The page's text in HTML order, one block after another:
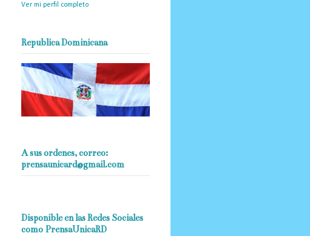
Ver mi perfil completo
Republica Dominicana
A sus ordenes, correo:
prensaunicard@gmail.com
Disponible en las Redes Sociales
como PrensaUnicaRD